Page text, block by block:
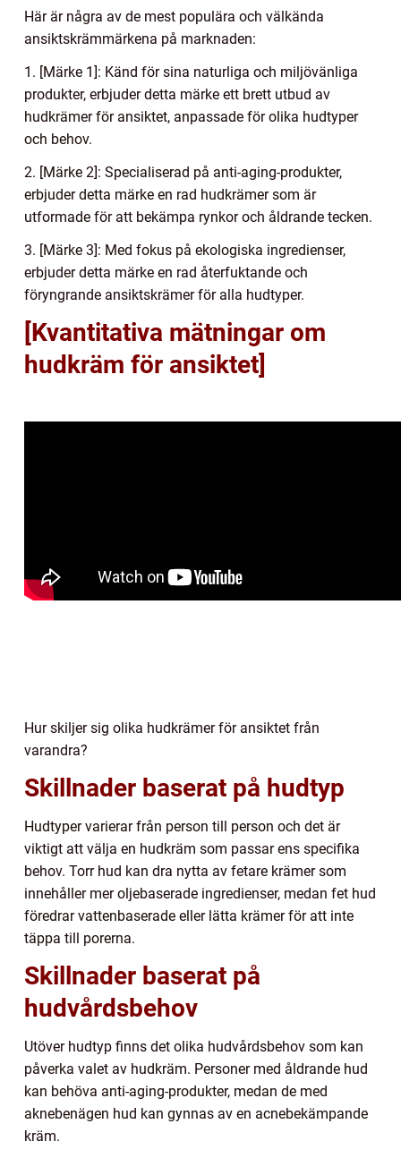
Här är några av de mest populära och välkända
ansiktskrämmärkena på marknaden:
1. [Märke 1]: Känd för sina naturliga och miljövänliga
produkter, erbjuder detta märke ett brett utbud av
hudkrämer för ansiktet, anpassade för olika hudtyper
och behov.
2. [Märke 2]: Specialiserad på anti-aging-produkter,
erbjuder detta märke en rad hudkrämer som är
utformade för att bekämpa rynkor och åldrande tecken.
3. [Märke 3]: Med fokus på ekologiska ingredienser,
erbjuder detta märke en rad återfuktande och
föryngrande ansiktskrämer för alla hudtyper.
[Kvantitativa mätningar om
hudkräm för ansiktet]
Hur skiljer sig olika hudkrämer för ansiktet från
varandra?
Skillnader baserat på hudtyp
Hudtyper varierar från person till person och det är
viktigt att välja en hudkräm som passar ens specifika
behov. Torr hud kan dra nytta av fetare krämer som
innehåller mer oljebaserade ingredienser, medan fet hud
föredrar vattenbaserade eller lätta krämer för att inte
täppa till porerna.
Skillnader baserat på
hudvårdsbehov
Utöver hudtyp finns det olika hudvårdsbehov som kan
påverka valet av hudkräm. Personer med åldrande hud
kan behöva anti-aging-produkter, medan de med
aknebenägen hud kan gynnas av en acnebekämpande
kräm.